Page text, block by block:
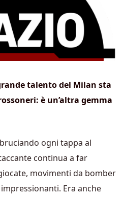
talento del Milan sta
è un’altra gemma
ogni tappa al
continua a far
movimenti da bomber
Era anche